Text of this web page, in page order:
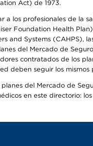
Act) de 1973.
los profesionales de la
Foundation Health
Systems (CAHPS),
del Mercado de
contratados de los
deben seguir los
del Mercado de
en este directorio: